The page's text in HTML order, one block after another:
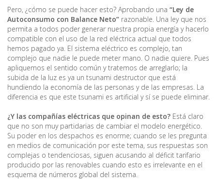
Pero, ¿cómo se puede hacer esto? Aprobando una “Ley de
Autoconsumo con Balance Neto” razonable. Una ley que nos
permita a todos poder generar nuestra propia energía y hacerlo
compatible con el uso de la red eléctrica actual que todos
hemos pagado ya. El sistema eléctrico es complejo, tan
complejo que nadie le puede meter mano. O nadie quiere. Pues
apliquemos el sentido común y tratemos de arreglarlo; la
subida de la luz es ya un tsunami destructor que está
hundiendo la economía de las personas y de las empresas. La
diferencia es que este tsunami es artificial y sí se puede eliminar.
¿Y las compañías eléctricas que opinan de esto? Está claro
que no son muy partidarias de cambiar el modelo energético.
Su poder en los despachos es enorme; cuando se les pregunta
en medios de comunicación por este tema, sus respuestas son
complejas o tendenciosas, siguen acusando al déficit tarifario
producido por las renovables cuando esto es irrelevante en el
esquema de números global del sistema.